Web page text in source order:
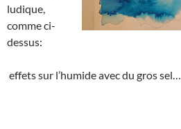
ludique,
comme ci-
dessus:
effets sur l’humide avec du gros sel…